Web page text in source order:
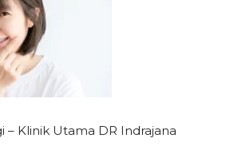
– Klinik Utama DR Indrajana